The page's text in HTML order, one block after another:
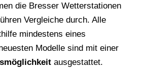
die Bresser Wetterstationen
Vergleiche durch. Alle
mindestens eines
Modelle sind mit einer
ausgestattet.